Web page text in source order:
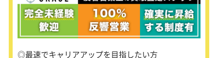
らない
という方もご安心ください。
お客様との話し方から査定の方法、売
とり立ち。
◎最速でキャリアアップを目指したい方